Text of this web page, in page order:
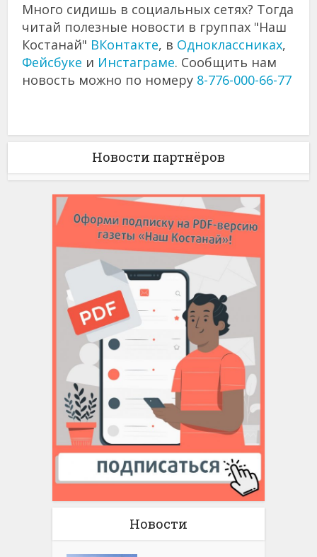
Много сидишь в социальных сетях? Тогда
читай полезные новости в группах "Наш
Костанай" ВКонтакте, в Одноклассниках,
Фейсбуке и Инстаграме. Сообщить нам
новость можно по номеру 8-776-000-66-77
Новости партнёров
Новости